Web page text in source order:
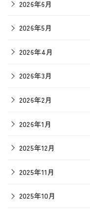
2026年6月
2026年5月
2026年4月
2026年3月
2026年2月
2026年1月
2025年12月
2025年11月
2025年10月